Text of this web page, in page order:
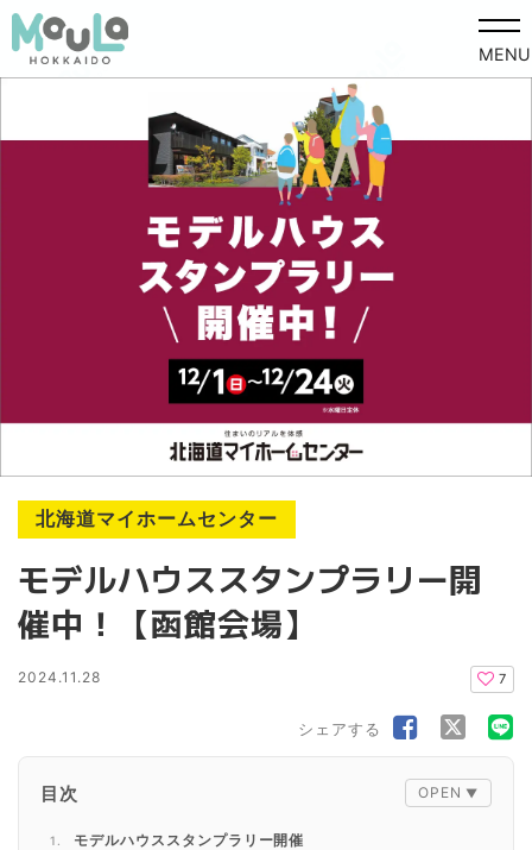
MENU
北海道マイホームセンター
モデルハウススタンプラリー開
催中！【函館会場】
2024.11.28 7
シェアする
目次
モデルハウススタンプラリー開催